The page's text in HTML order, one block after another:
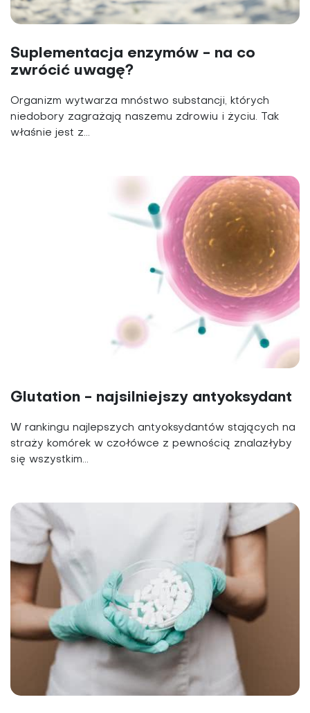
Suplementacja enzymów - na co
zwrócić uwagę?
Organizm wytwarza mnóstwo substancji, których
niedobory zagrażają naszemu zdrowiu i życiu. Tak
właśnie jest z...
Glutation - najsilniejszy antyoksydant
W rankingu najlepszych antyoksydantów stających na
straży komórek w czołówce z pewnością znalazłyby
się wszystkim...